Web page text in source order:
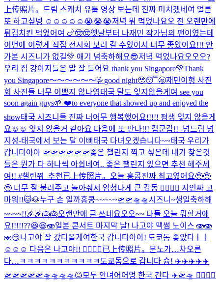
上传照片。
드림 스캐치 유툽 영상 보는데 진짜 미치겠네여 얼른
또 하고싶넹 ☺️☺️☺️☺️☺️😭😭😭저녁 뭐 먹었나요오 전 오랜만에
튀김치킨 먹었어여 🍗🤠🤠옛날부터 나재민 작가님의 팬이였는데
이번에 이렇게 직접 전시회 보러 갈 수있어서 너무 좋았어요!!! 안
가본 시즈니가 없길💚 애기 넘축하해요😎저녁 먹었나요오오오?
우리 집 강아지들은 말 잘 들어요 thank you Singapore💚Thank
you Singapore～～～～～～🤟good night🥹😴🥱재민이형 사진
회 사진들 너무 이쁘지 않나영태국 달도 잊지않을게여 see you
soon again guys🌱 ❤️to everyone that showed up and enjoyed the
show태국 시즈니들 진짜 너어무 행복했어요!!!!! 평생 잊지 않을게
요☺️☺️ 잊지 않을거 같아요 다음에 또 만나!!! 컵쿤캅!! -넝드림 넝
지성-태국에서 보는 달 이뻐 태국 다녀오겠습니다~~태국 우리가
갑니다아아 🛫🛫🛫🛫🛫🛫좋은 챌린지 찍고 싶은데 내가 찾은것
들은 뭔가 다 하나씩 아쉽네여.. 좋은 챌린지 있으면 추천 해주세
여!! #챌린쮜_추천已上传照片。
오늘 홍콩진짜 최고였어요🥹🥹
🥹 너무 잘 불러주고 놀아줘서 엄청나게 큰 감동 🙂‍↕️🙂‍↕️ 지인짜 고
마워!!🐱🐶누구 손 일까홍콩~~~~~🛫🛫🛸🛸 시즈니~생일축하해
~~~~!!🎉🎉🎂🎂오랜만에 글 쓰네요오오~~ 다들 오늘 뭐할거에
요!!!!!??😆😆🫨일본 콘서트 마지막 날! 나고야 맥썸 노이스 🫨🫨
🫨😏나고야 잘 갔다올게여한국 갑니다아아! 도쿄돔 좋았다ㅏㅏ
☺️☺️☺️ 다음은 나고야!! 🙂‍↕️🙂‍↕️已上传照片。 분노가…차오른
다…ㅋㅋㅋㅋㅋㅋㅋㅋㅋㅋㅋ 도쿄돔으로 갑니다 슝! ✈️✈️✈️✈️✈️
🛫🛫🛫🛫🛫🛸🛸🛸🛸🐱모두 안녀어어엉 한국 간다 ✈️🛫🛸 🙂‍↕️🙂‍↕️